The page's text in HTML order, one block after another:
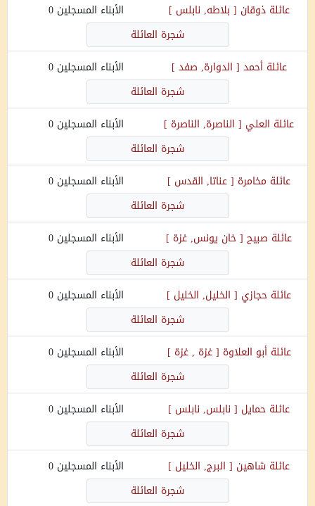
عائلةذوقان [ بلاطه, نابلس ] الأبناء المسجلين 0
شجرة العائلة
عائلةأحمد [ الدوارة, صفد ] الأبناء المسجلين 0
شجرة العائلة
عائلة العلي [ الناصرة, الناصرة ] الأبناء المسجلين 0
شجرة العائلة
عائلة مخامرة [عناتا, القدس ] الأبناء المسجلين 0
شجرة العائلة
عائلة صبيح [خان يونس, غزة ] الأبناء المسجلين 0
شجرة العائلة
عائلة حجازي [ الخليل, الخليل ] الأبناء المسجلين 0
شجرة العائلة
عائلةأبو العلاوة [ غزة , غزة ] الأبناء المسجلين 0
شجرة العائلة
عائلة حمايل [ نابلس, نابلس ] الأبناء المسجلين 0
شجرة العائلة
عائلة شاهين [ البرج, الخليل ] الأبناء المسجلين 0
شجرة العائلة